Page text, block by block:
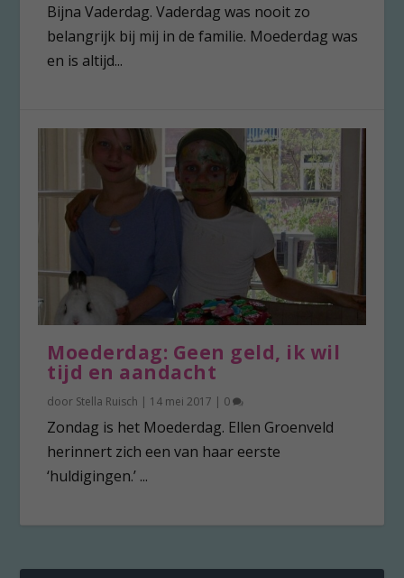
Bijna Vaderdag. Vaderdag was nooit zo
belangrijk bij mij in de familie. Moederdag was
en is altijd...
Moederdag: Geen geld, ik wil
tijd en aandacht
door Stella Ruisch | 14 mei 2017 | 0
Zondag is het Moederdag. Ellen Groenveld
herinnert zich een van haar eerste
‘huldigingen.’ ...